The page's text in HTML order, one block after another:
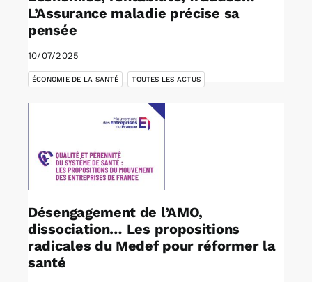
L’Assurance maladie précise sa
pensée
10/07/2025
ÉCONOMIE DE LA SANTÉ TOUTES LES ACTUS
Désengagement de l’AMO,
dissociation… Les propositions
radicales du Medef pour réformer la
santé